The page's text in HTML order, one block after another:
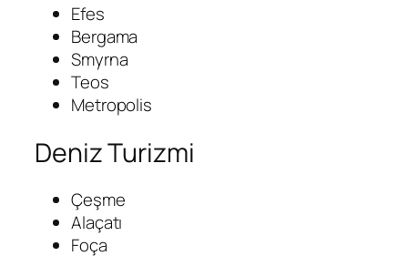
Efes
Bergama
Smyrna
Teos
Metropolis
Deniz Turizmi
Çeşme
Alaçatı
Foça